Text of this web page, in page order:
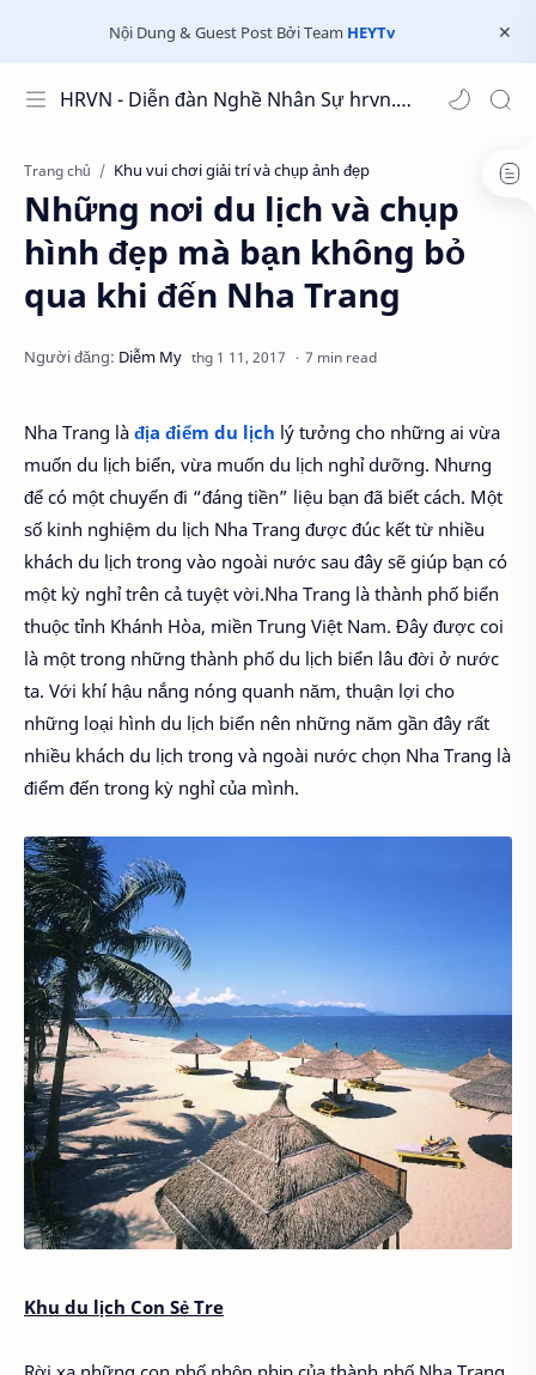
Nội Dung & Guest Post Bởi Team HEYTv
HRVN - Diễn đàn Nghề Nhân Sự hrvn.com.vn
Trang chủ Khu vui chơi giải trí và chụp ảnh đẹp
Những nơi du lịch và chụp
hình đẹp mà bạn không bỏ
qua khi đến Nha Trang
7 min read
Nha Trang là địa điểm du lịch lý tưởng cho những ai vừa
muốn du lịch biển, vừa muốn du lịch nghỉ dưỡng. Nhưng
để có một chuyến đi “đáng tiền” liệu bạn đã biết cách. Một
số kinh nghiệm du lịch Nha Trang được đúc kết từ nhiều
khách du lịch trong vào ngoài nước sau đây sẽ giúp bạn có
một kỳ nghỉ trên cả tuyệt vời.Nha Trang là thành phố biển
thuộc tỉnh Khánh Hòa, miền Trung Việt Nam. Đây được coi
là một trong những thành phố du lịch biển lâu đời ở nước
ta. Với khí hậu nắng nóng quanh năm, thuận lợi cho
những loại hình du lịch biển nên những năm gần đây rất
nhiều khách du lịch trong và ngoài nước chọn Nha Trang là
điểm đến trong kỳ nghỉ của mình.
Khu du lịch Con Sẻ Tre